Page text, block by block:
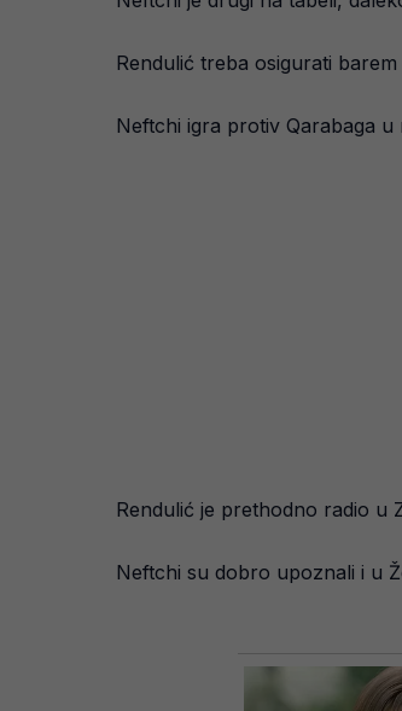
Rendulić treba osigurati
Neftchi igra protiv Qarabaga u
Rendulić je prethodno radio u
Neftchi su dobro upoznali i u